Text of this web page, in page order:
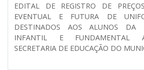
EDITAL DE REGISTRO DE
EVENTUAL E FUTURA DE
DESTINADOS AOS ALUNOS DA
INFANTIL E FUNDAMENTAL
SECRETARIA DE EDUCAÇÃO DO